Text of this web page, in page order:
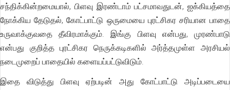
சந்திக்கின்றமையால், பிளவு இரண்டாம் பட்சமாவதுடன், ஐக்கியத்தை
நோக்கிய தேடுதல், கோட்பாட்டு ஒருமையை புரட்சிகர சரியான பாதை
உருவாக்குவதை தீவிரமாக்கும். இங்கு பிளவு என்பது, முரண்பாடு
என்பது குறித்த புரட்சிகர நெருக்கடிகளில் அர்த்தமுள்ள அரசியல்
நடைமுறைப் பாதையில் களையப்பட்டுவிடும்.
இதை விடுத்து பிளவு ஏற்படின் அது கோட்பாட்டு அடிப்படையை